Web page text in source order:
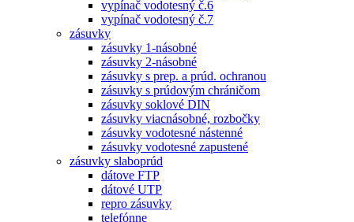
vypínač vodotesný č.6
vypínač vodotesný č.7
zásuvky
zásuvky 1-násobné
zásuvky 2-násobné
zásuvky s prep. a prúd. ochranou
zásuvky s prúdovým chráničom
zásuvky soklové DIN
zásuvky viacnásobné, rozbočky
zásuvky vodotesné nástenné
zásuvky vodotesné zapustené
zásuvky slaboprúd
dátove FTP
dátové UTP
repro zásuvky
telefónne